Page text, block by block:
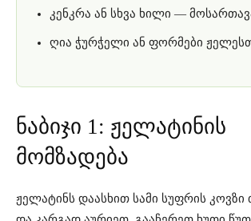
კენკრა ან სხვა ხილი —
ღია ჭურჭელი ან ფორმები
ნაბიჯი 1: ჟელატინის
მომზადება
ჟელატინს დაასხით სამი სუფრის